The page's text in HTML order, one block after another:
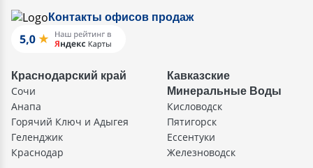
Контакты офисов продаж
Краснодарский край
Сочи
Анапа
Горячий Ключ и Адыгея
Геленджик
Краснодар
Кавказские
Минеральные Воды
Кисловодск
Пятигорск
Ессентуки
Железноводск